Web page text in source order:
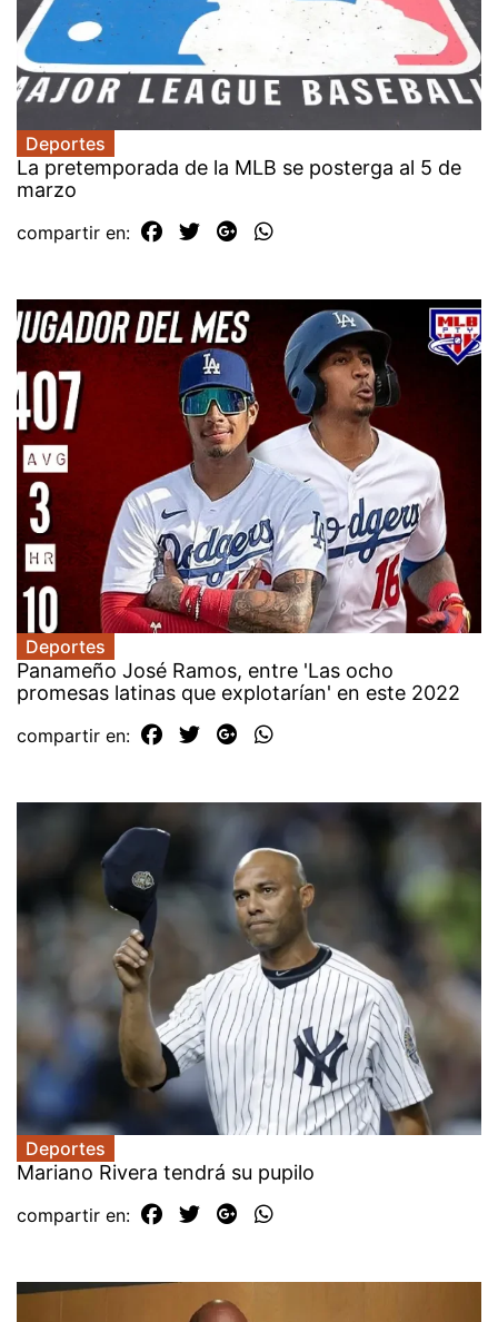
Deportes
La pretemporada de la MLB se posterga al 5 de
marzo
compartir en:
Deportes
Panameño José Ramos, entre 'Las ocho
promesas latinas que explotarían' en este 2022
compartir en:
Deportes
Mariano Rivera tendrá su pupilo
compartir en: